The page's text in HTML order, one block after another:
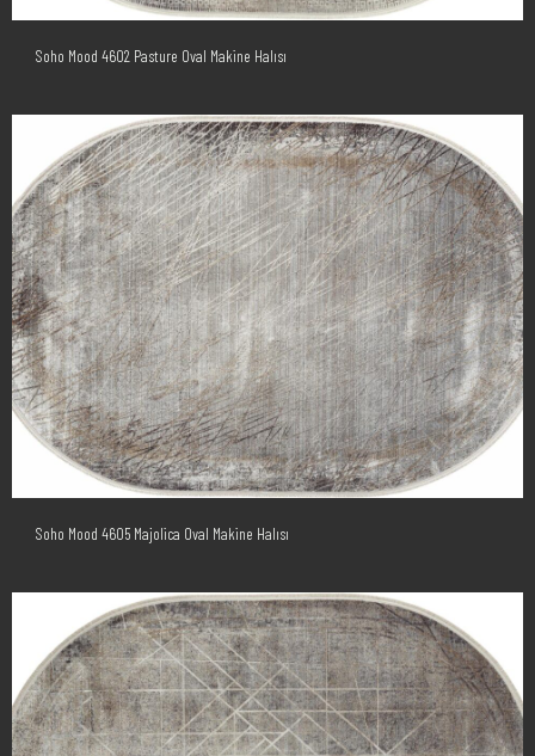
Soho Mood 4602 Pasture Oval Makine Halısı
Soho Mood 4605 Majolica Oval Makine Halısı